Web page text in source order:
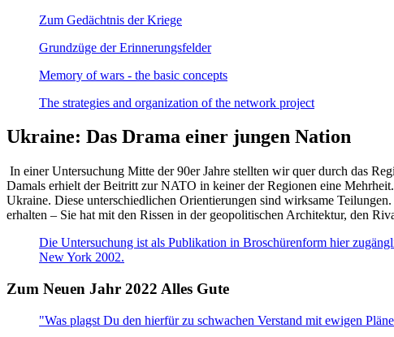
Zum Gedächtnis der Kriege
Grundzüge der Erinnerungsfelder
Memory of wars - the basic concepts
The strategies and organization of the network project
Ukraine: Das Drama einer jungen Nation
In einer Untersuchung Mitte der 90er Jahre stellten wir quer durch das
Damals erhielt der Beitritt zur NATO in keiner der Regionen eine
Ukraine. Diese unterschiedlichen Orientierungen sind wirksame
erhalten – Sie hat mit den Rissen in der geopolitischen Architektur, den
Die Untersuchung ist als Publikation in Broschürenform hier
New York 2002.
Zum Neuen Jahr 2022 Alles Gute
"Was plagst Du den hierfür zu schwachen Verstand mit ewigen